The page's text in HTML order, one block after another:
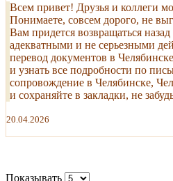
Всем привет! Друзья и коллеги
Понимаете, совсем дорого, не
Вам придется возвращаться
адекватными и не серьезными
перевод документов в
и узнать все подробности по
сопровождение в Челябинске,
и сохраняйте в закладки, не
20.04.2026
Показывать